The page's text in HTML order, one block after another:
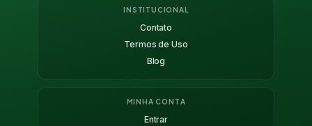
INSTITUCIONAL
Contato
Termos de Uso
Blog
MINHA CONTA
Entrar